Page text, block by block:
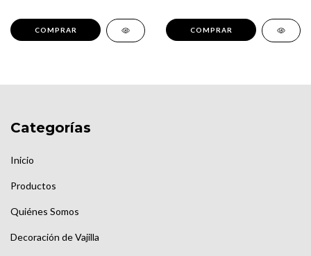
Categorías
Inicio
Productos
Quiénes Somos
Decoración de Vajilla